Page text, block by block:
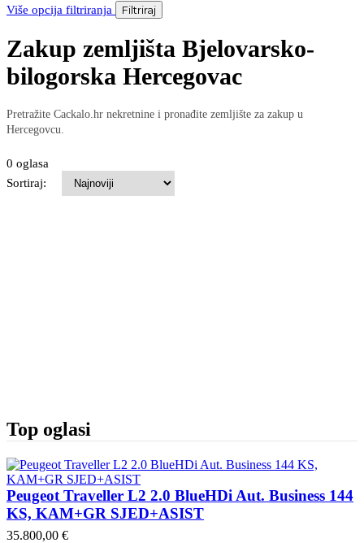
Više opcija filtriranja Filtriraj
Zakup zemljišta Bjelovarsko-
bilogorska Hercegovac
Pretražite Cackalo.hr nekretnine i pronađite zemljište za zakup u
Hercegovcu.
0 oglasa
Sortiraj:
Top oglasi
Peugeot Traveller L2 2.0 BlueHDi Aut. Business 144
KS, KAM+GR SJED+ASIST
35.800,00 €